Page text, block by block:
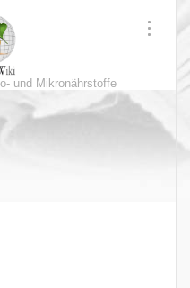
und Mikronährstoffe